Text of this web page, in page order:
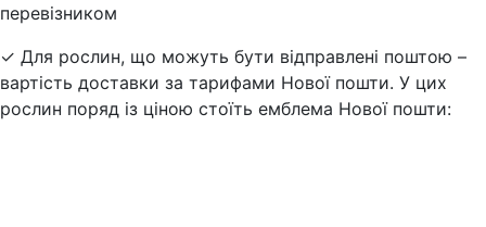
перевізником
✓ Для рослин, що можуть бути відправлені поштою –
вартість доставки за тарифами Нової пошти. У цих
рослин поряд із ціною стоїть емблема Нової пошти: